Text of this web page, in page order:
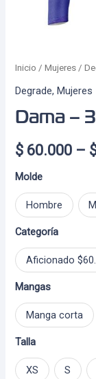
Inicio /Mujeres /
Degrade,Mujeres
Dama –
$ 60.000 –
Molde
Hombre
Categoría
Aficionado
Mangas
Manga corta
Talla
XS S